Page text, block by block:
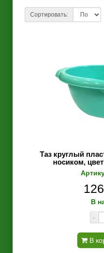
Сортировать:
Таз круглый
носиком,
В
-
В